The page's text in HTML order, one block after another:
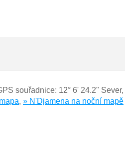
souřadnice: 12° 6' 24.2" Sever,
, » N'Djamena na noční mapě